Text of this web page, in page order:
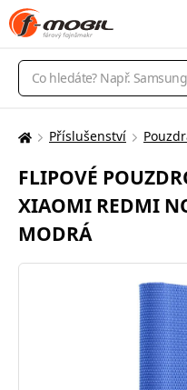
Vyhledávání
Zde
nacházíte:
Příslušenství
FLIPOVÉ
XIAOMI REDMI
MODRÁ